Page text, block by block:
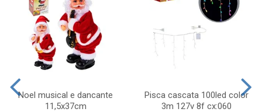
Noel musical e dancante
11,5x37cm
Pisca cascata 100led color
3m 127v 8f cx:060